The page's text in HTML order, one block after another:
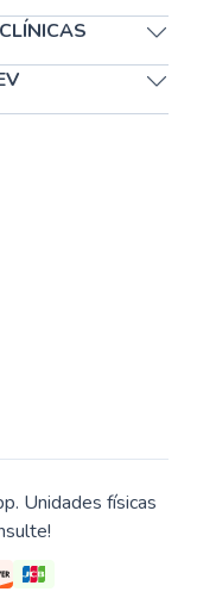
Unidades físicas